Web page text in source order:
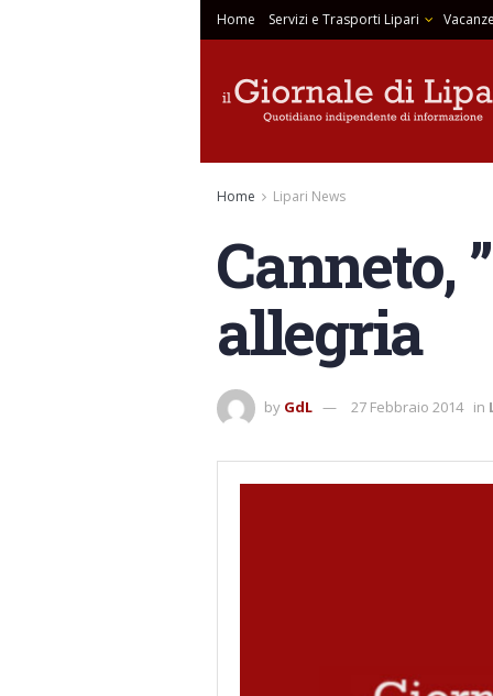
Home Servizi e Trasporti Lipari
Home Lipari News
Canneto,
allegria
by GdL 27 Febbraio 2014 in